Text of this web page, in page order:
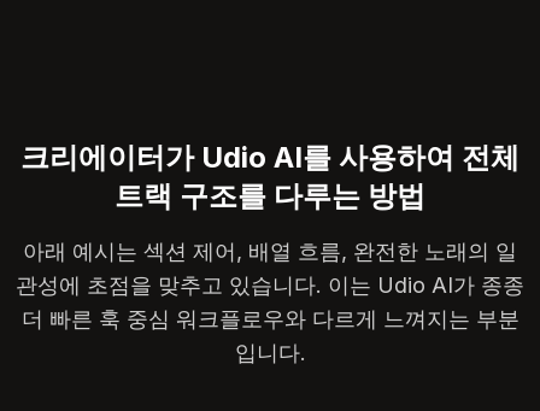
크리에이터가 Udio AI를 사용하여 전체
트랙 구조를 다루는 방법
아래 예시는 섹션 제어, 배열 흐름, 완전한 노래의 일
관성에 초점을 맞추고 있습니다. 이는 Udio AI가 종종
더 빠른 훅 중심 워크플로우와 다르게 느껴지는 부분
입니다.